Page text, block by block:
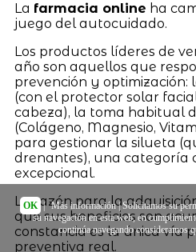
La farmacia online ha
juego del autocuidado.
Los productos líderes de
año son aquellos que
prevención y optimización:
(con el protector solar
cabeza), la toma habitual
(Colágeno, Magnesio,
para gestionar la silueta
drenantes), una categoría
excepcional.
La razón para la
que sus beneficios son
constancia es la única vía
preventiva real.
OK | Más información| Solicitamos su
su navegación en esta web, en
continúa navegando consideramos